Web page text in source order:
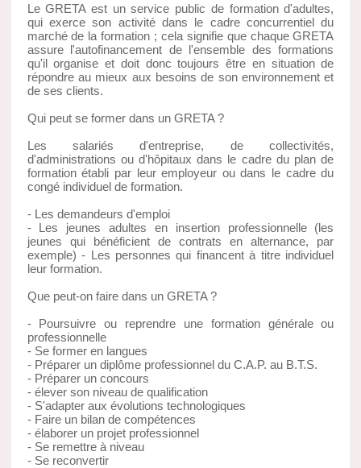
Le GRETA est un service public de formation d'adultes,
qui exerce son activité dans le cadre concurrentiel du
marché de la formation ; cela signifie que chaque GRETA
assure l'autofinancement de l'ensemble des formations
qu'il organise et doit donc toujours être en situation de
répondre au mieux aux besoins de son environnement et
de ses clients.
Qui peut se former dans un GRETA ?
Les salariés d'entreprise, de collectivités,
d'administrations ou d'hôpitaux dans le cadre du plan de
formation établi par leur employeur ou dans le cadre du
congé individuel de formation.
- Les demandeurs d'emploi
- Les jeunes adultes en insertion professionnelle (les
jeunes qui bénéficient de contrats en alternance, par
exemple) - Les personnes qui financent à titre individuel
leur formation.
Que peut-on faire dans un GRETA ?
- Poursuivre ou reprendre une formation générale ou
professionnelle
- Se former en langues
- Préparer un diplôme professionnel du C.A.P. au B.T.S.
- Préparer un concours
- élever son niveau de qualification
- S'adapter aux évolutions technologiques
- Faire un bilan de compétences
- élaborer un projet professionnel
- Se remettre à niveau
- Se reconvertir